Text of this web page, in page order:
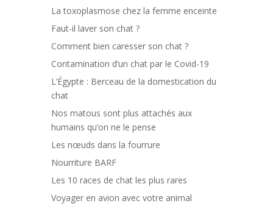
La toxoplasmose chez la femme enceinte
Faut-il laver son chat ?
Comment bien caresser son chat ?
Contamination d’un chat par le Covid-19
L’Égypte : Berceau de la domestication du
chat
Nos matous sont plus attachés aux
humains qu’on ne le pense
Les nœuds dans la fourrure
Nourriture BARF
Les 10 races de chat les plus rares
Voyager en avion avec votre animal